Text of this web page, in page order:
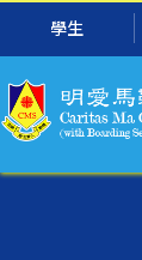
跳转到主要内
學生
导
航